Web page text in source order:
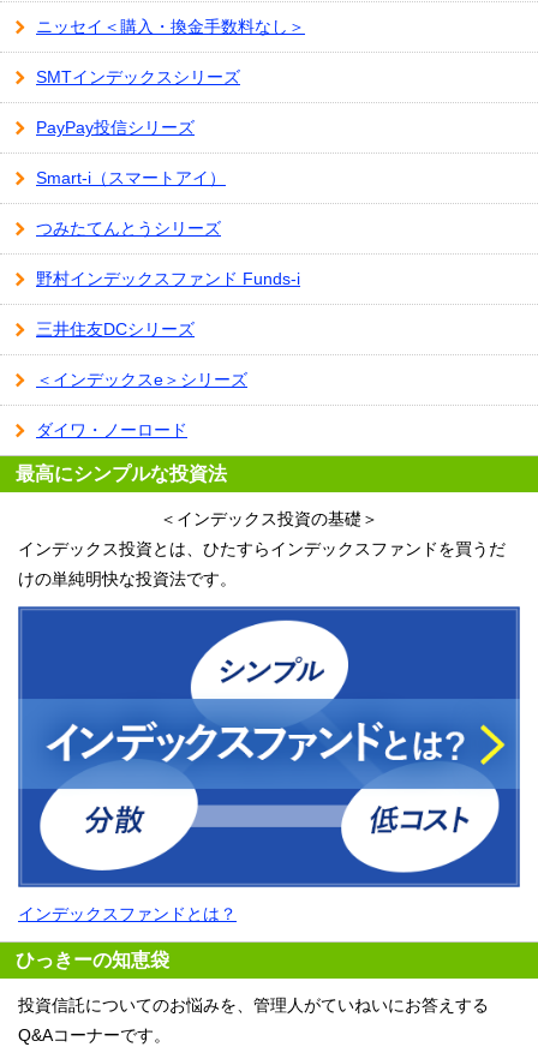
ニッセイ＜購入・換金手数料なし＞
SMTインデックスシリーズ
PayPay投信シリーズ
Smart-i（スマートアイ）
つみたてんとうシリーズ
野村インデックスファンド Funds-i
三井住友DCシリーズ
＜インデックスe＞シリーズ
ダイワ・ノーロード
最高にシンプルな投資法
＜インデックス投資の基礎＞
インデックス投資とは、ひたすらインデックスファンドを買うだ
けの単純明快な投資法です。
インデックスファンドとは？
ひっきーの知恵袋
投資信託についてのお悩みを、管理人がていねいにお答えする
Q&Aコーナーです。